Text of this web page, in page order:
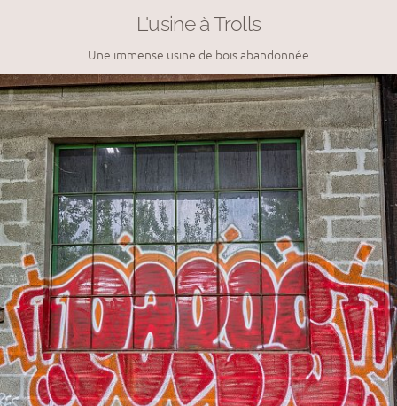
L'usine à Trolls
Une immense usine de bois abandonnée